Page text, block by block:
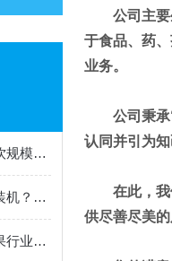
八宝茶包装机助力养生茶饮规模化生产
如何选择合适的八宝茶包装机？关键功能全解析
每日坚果数粒包装机在坚果行业的应用
公司主
于食品、药
业务。
公司秉
认同并引为
在此，
供尽善尽美